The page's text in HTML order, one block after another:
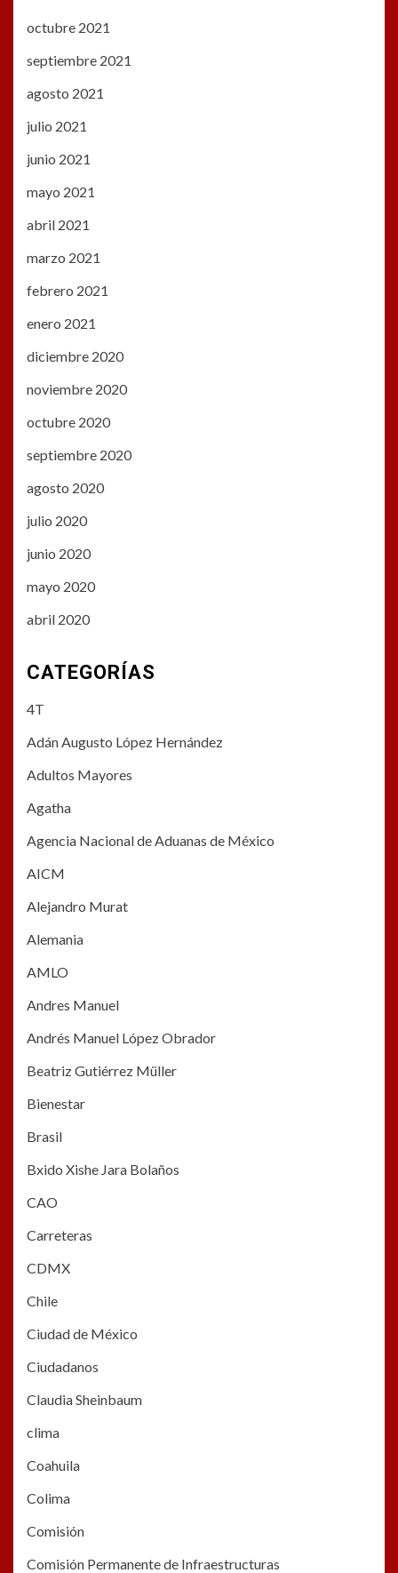
octubre 2021
septiembre 2021
agosto 2021
julio 2021
junio 2021
mayo 2021
abril 2021
marzo 2021
febrero 2021
enero 2021
diciembre 2020
noviembre 2020
octubre 2020
septiembre 2020
agosto 2020
julio 2020
junio 2020
mayo 2020
abril 2020
CATEGORÍAS
4T
Adán Augusto López Hernández
Adultos Mayores
Agatha
Agencia Nacional de Aduanas de México
AICM
Alejandro Murat
Alemania
AMLO
Andres Manuel
Andrés Manuel López Obrador
Beatriz Gutiérrez Müller
Bienestar
Brasil
Bxido Xishe Jara Bolaños
CAO
Carreteras
CDMX
Chile
Ciudad de México
Ciudadanos
Claudia Sheinbaum
clima
Coahuila
Colima
Comisión
Comisión Permanente de Infraestructuras